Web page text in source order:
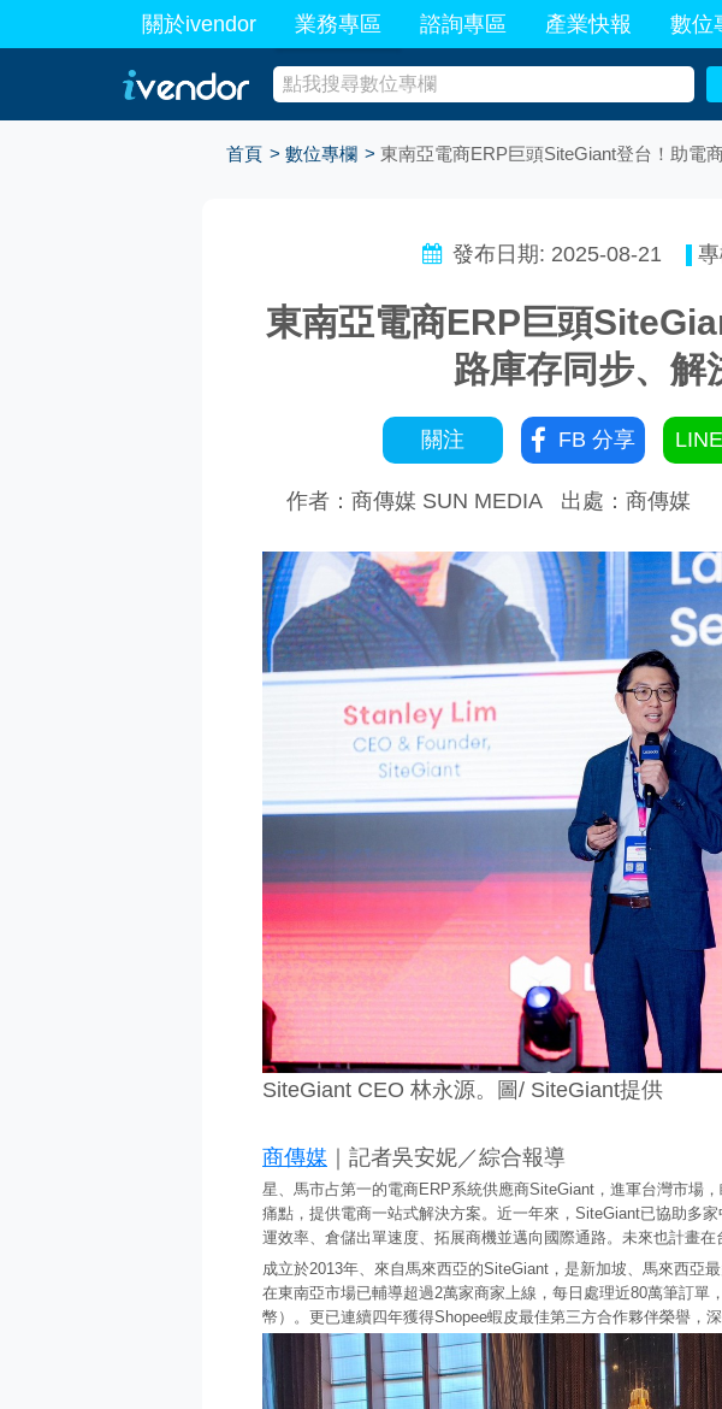
關於ivendor 業務專區
最新業務 諮詢專區 產業快報 數位
首頁 數位專欄 東南亞電商ERP巨頭SiteGiant登台！助電
發布日期: 2025-08-21
東南亞電商ERP巨頭
路庫存同步、解
關注 FB 分享
作者：商傳媒 SUN MEDIA 出處：商傳媒
SiteGiant CEO 林永源。圖/ SiteGiant提供
商傳媒 ｜記者吳安妮／綜合報導
星、馬市占第一的電商ERP系統供應商SiteGiant，進軍台灣市場
痛點，提供電商一站式解決方案。近一年來，SiteGiant已協助多
運效率、倉儲出單速度、拓展商機並邁向國際通路。未來也計畫在
成立於2013年、來自馬來西亞的SiteGiant，是新加坡、馬來西亞
在東南亞市場已輔導超過2萬家商家上線，每日處理近80萬筆訂單
幣）。更已連續四年獲得Shopee蝦皮最佳第三方合作夥伴榮譽，